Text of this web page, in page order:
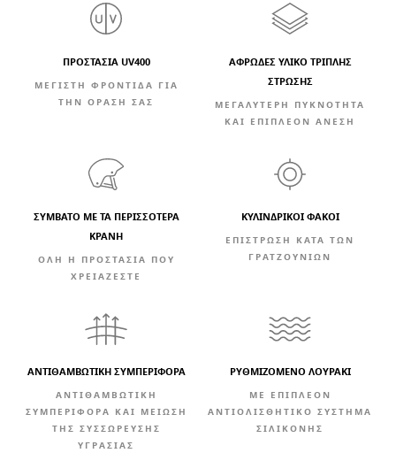
ΠΡΟΣΤΑΣΙΑ UV400
ΜΈΓΙΣΤΗ ΦΡΟΝΤΊΔΑ ΓΙΑ
ΤΗΝ ΌΡΑΣΗ ΣΑΣ
ΑΦΡΏΔΕΣ ΥΛΙΚΌ ΤΡΙΠΛΉΣ
ΣΤΡΏΣΗΣ
ΜΕΓΑΛΎΤΕΡΗ ΠΥΚΝΌΤΗΤΑ
ΚΑΙ ΕΠΙΠΛΈΟΝ ΆΝΕΣΗ
ΣΥΜΒΑΤΌ ΜΕ ΤΑ ΠΕΡΙΣΣΌΤΕΡΑ
ΚΡΆΝΗ
ΌΛΗ Η ΠΡΟΣΤΑΣΊΑ ΠΟΥ
ΧΡΕΙΆΖΕΣΤΕ
ΚΥΛΙΝΔΡΙΚΟΊ ΦΑΚΟΊ
ΕΠΊΣΤΡΩΣΗ ΚΑΤΆ ΤΩΝ
ΓΡΑΤΖΟΥΝΙΏΝ
ΑΝΤΙΘΑΜΒΩΤΙΚΉ ΣΥΜΠΕΡΙΦΟΡΆ
ΑΝΤΙΘΑΜΒΩΤΙΚΉ
ΣΥΜΠΕΡΙΦΟΡΆ ΚΑΙ ΜΕΊΩΣΗ
ΤΗΣ ΣΥΣΣΏΡΕΥΣΗΣ
ΥΓΡΑΣΊΑΣ
ΡΥΘΜΙΖΌΜΕΝΟ ΛΟΥΡΆΚΙ
ΜΕ ΕΠΙΠΛΈΟΝ
ΑΝΤΙΟΛΙΣΘΗΤΙΚΌ ΣΎΣΤΗΜΑ
ΣΙΛΙΚΌΝΗΣ